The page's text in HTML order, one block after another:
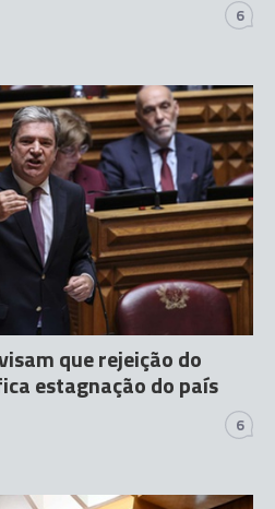
6
que rejeição do
estagnação do país
6